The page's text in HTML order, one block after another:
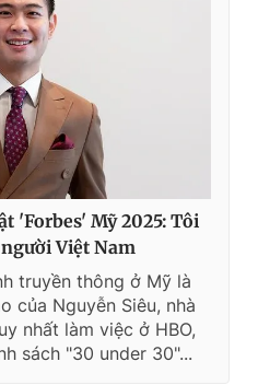
'Forbes' Mỹ 2025: Tôi
Việt Nam
truyền thông ở Mỹ là
của Nguyễn Siêu, nhà
nhất làm việc ở HBO,
sách "30 under 30"...